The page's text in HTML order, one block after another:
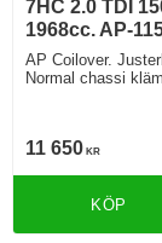
7HC 2.0 TDI
1968cc. AP-
AP Coilover.
Normal chassi
11 650 KR
KÖP